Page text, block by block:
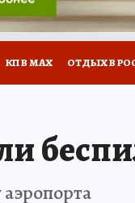
КП В МАХ ОТДЫХ В